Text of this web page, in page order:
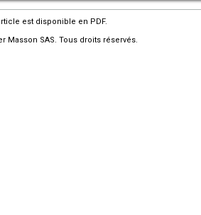
est disponible en PDF.
Masson SAS. Tous droits réservés.